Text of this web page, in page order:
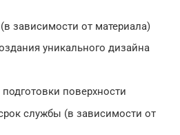
зависимости от материала)
уникального дизайна
поверхности
службы (в зависимости от